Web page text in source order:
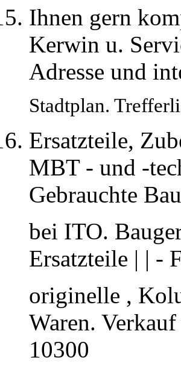
Ihnen gern
Kerwin u.
Adresse und
Stadtplan.
Ersatzteile,
MBT - und -
Gebrauchte
bei ITO.
Ersatzteile | | -
originelle ,
Waren.
10300